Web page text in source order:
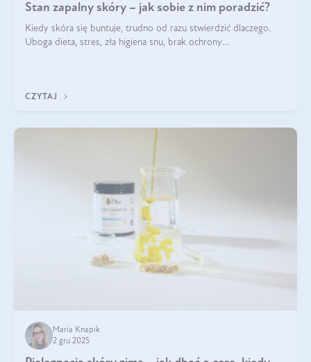
Stan zapalny skóry – jak sobie z nim poradzić?
Kiedy skóra się buntuje, trudno od razu stwierdzić dlaczego.
Uboga dieta, stres, zła higiena snu, brak ochrony
CZYTAJ
Maria Knapik
2 gru 2025